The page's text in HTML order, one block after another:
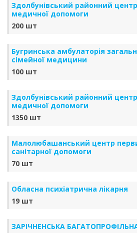
Здолбунівський районний
медичної допомоги
200 шт
Бугринська амбулаторія
сімейної медицини
100 шт
Здолбунівський районний
медичної допомоги
1350 шт
Малолюбашанський центр
санітарної допомоги
70 шт
Обласна психіатрична лікарня
19 шт
ЗАРІЧНЕНСЬКА